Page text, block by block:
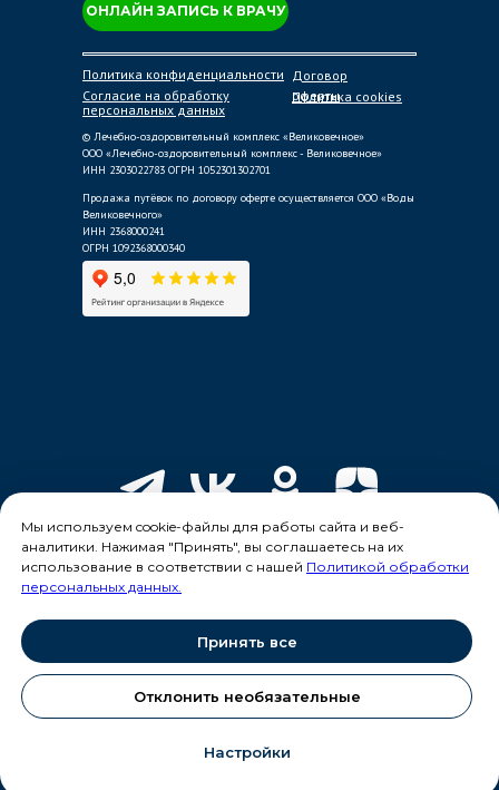
Политика конфиденциальности
Согласие на обработку
персональных данных
Политика cookies
Договор
оферты
© Лечебно-оздоровительный комплекс «Великовечное»
ООО «Лечебно-оздоровительный комплекс - Великовечное»
ИНН 2303022783 ОГРН 1052301302701
Продажа путёвок по договору оферте осуществляется ООО «Воды
Великовечного»
ИНН 2368000241
ОГРН 1092368000340
ОНЛАЙН ЗАПИСЬ К ВРАЧУ
© 2026. Официальный сайт ООО «Лечебно-
Использование материалов сайта без письменного
Мы используем cookie-файлы для работы сайта и веб-
аналитики. Нажимая "Принять", вы соглашаетесь на их
использование в соответствии с нашей Политикой обработки
персональных данных.
Принять все
Отклонить необязательные
Настройки